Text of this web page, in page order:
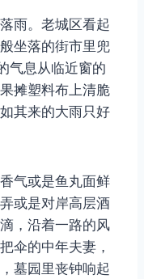
雨。老城区看起
坐落的街市里兜
气息从临近窗的
摊塑料布上清脆
其来的大雨只好
气或是鱼丸面鲜
或是对岸高层酒
，沿着一路的风
伞的中年夫妻，
墓园里丧钟响起
搜索